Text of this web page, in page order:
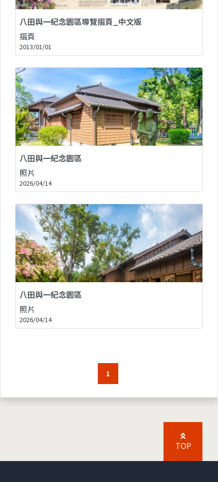
八田與一紀念園區導覽摺頁_中文版
摺頁
2013/01/01
八田與一紀念園區
照片
2026/04/14
八田與一紀念園區
照片
2026/04/14
1
TOP